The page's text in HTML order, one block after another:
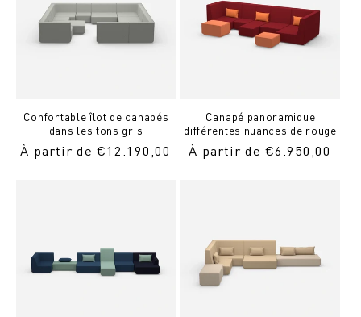
Confortable îlot de canapés
dans les tons gris
Prix
À partir de €12.190,00
Canapé panoramique
différentes nuances de rouge
Prix
À partir de €6.950,00